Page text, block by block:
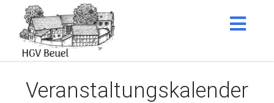
Veranstaltungskalender